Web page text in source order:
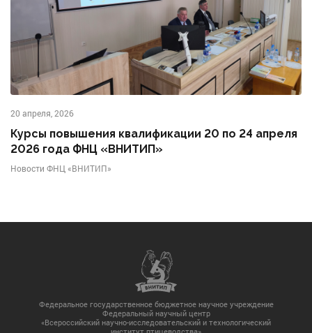
20 апреля, 2026
Курсы повышения квалификации 20 по 24 апреля
2026 года ФНЦ «ВНИТИП»
Новости ФНЦ «ВНИТИП»
Федеральное государственное бюджетное научное учреждение
Федеральный научный центр
«Всероссийский научно-исследовательский и технологический